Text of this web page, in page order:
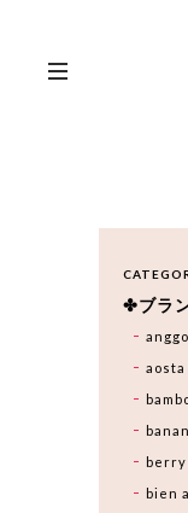
✤ブラ
anggo
aosta
bien